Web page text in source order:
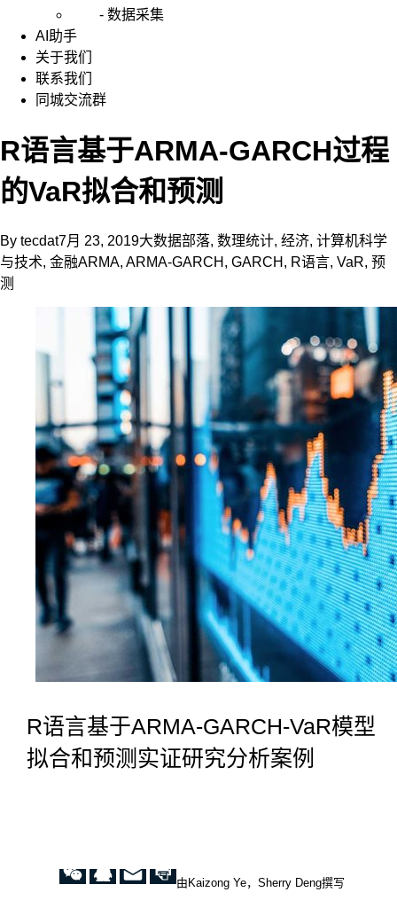
- 数据采集
AI助手
关于我们
联系我们
同城交流群
R语言基于ARMA-GARCH过程
的VaR拟合和预测
By tecdat7月 23, 2019大数据部落, 数理统计, 经济, 计算机科学
与技术, 金融ARMA, ARMA-GARCH , GARCH , R语言, VaR, 预
测
R语言基于ARMA-GARCH-VaR模型
拟合和预测实证研究分析案例
由Kaizong Ye，Sherry Deng撰写